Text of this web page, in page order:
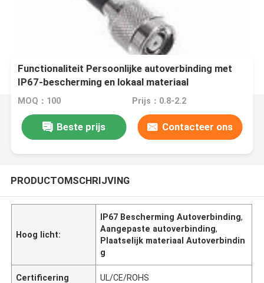
Functionaliteit Persoonlijke autoverbinding met
IP67-bescherming en lokaal materiaal
MOQ：100 Prijs：0.8-2.2
Beste prijs Contacteer ons
PRODUCTOMSCHRIJVING
Hoog licht:
IP67 Bescherming Autoverbinding,
Aangepaste autoverbinding,
Plaatselijk materiaal Autoverbindin
g
Certificering UL/CE/ROHS